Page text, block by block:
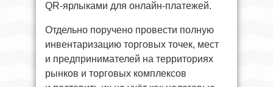
QR-ярлыками для онлайн-платежей.
Отдельно поручено провести полную
инвентаризацию торговых точек, мест
и предпринимателей на территориях
рынков и торговых комплексов